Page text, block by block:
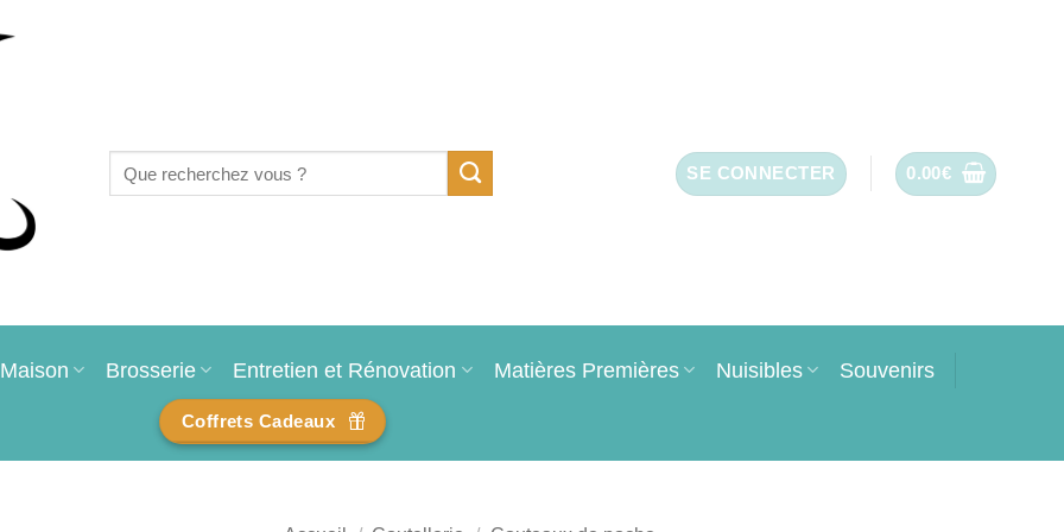
pour :
SE CONNECTER 0.00€
Maison Brosserie Entretien et Rénovation Matières Premières Nuisibles Souvenirs
Coffrets Cadeaux